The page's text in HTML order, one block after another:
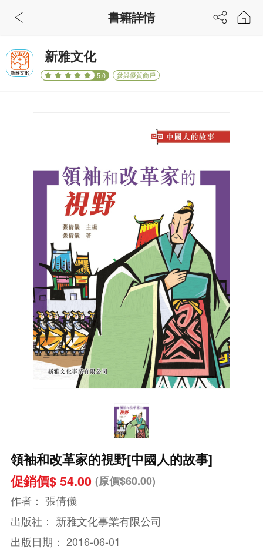
新雅文化
5.0 參與優質商戶
領袖和改革家的視野[中國人的故事]
促銷價$ 54.00 (原價$60.00)
作者： 張倩儀
出版社： 新雅文化事業有限公司
出版日期： 2016-06-01
書籍詳情